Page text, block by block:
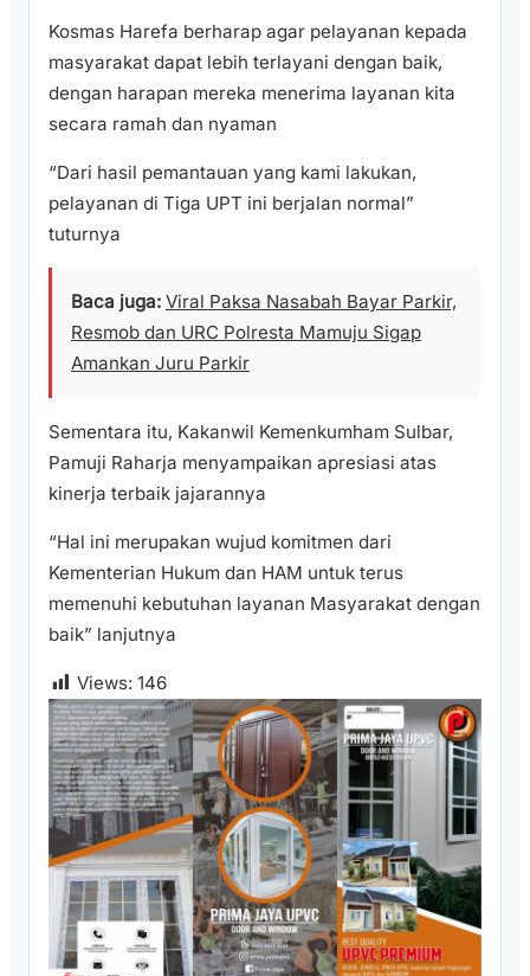
Kosmas Harefa berharap agar pelayanan kepada
masyarakat dapat lebih terlayani dengan baik,
dengan harapan mereka menerima layanan kita
secara ramah dan nyaman
“Dari hasil pemantauan yang kami lakukan,
pelayanan di Tiga UPT ini berjalan normal”
tuturnya
Baca juga: Viral Paksa Nasabah Bayar Parkir,
Resmob dan URC Polresta Mamuju Sigap
Amankan Juru Parkir
Sementara itu, Kakanwil Kemenkumham Sulbar,
Pamuji Raharja menyampaikan apresiasi atas
kinerja terbaik jajarannya
“Hal ini merupakan wujud komitmen dari
Kementerian Hukum dan HAM untuk terus
memenuhi kebutuhan layanan Masyarakat dengan
baik” lanjutnya
Views: 146